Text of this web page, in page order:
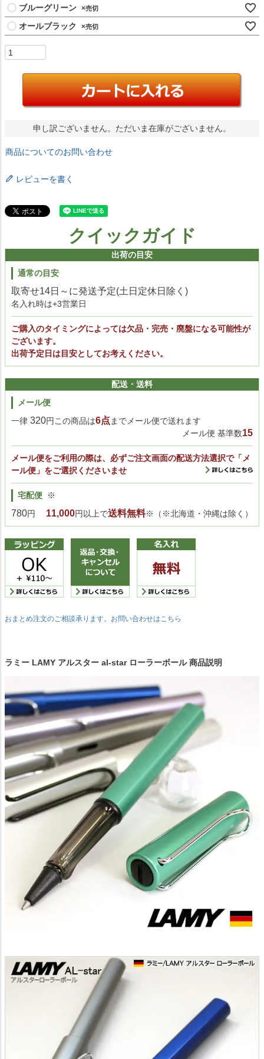
ブルーグリーン ×
オールブラック ×
申し訳ございません。ただいま在庫がございません。
商品についてのお問い合わせ
レビューを書く
クイックガイド
出荷の目安
通常の目安
取寄せ14日～に発送予定(土日定休日除く)
名入れ時は+3営業日
ご購入のタイミングによっては欠品・完売・廃盤になる可能性が
ございます。
出荷予定日は目安としてお考えください。
配送・送料
メール便
一律 320円この商品は6点 までメール便で送れます
メール便 基準数15
メール便をご利用の際は、必ずご注文画面の配送方法選択で「メ
ール便」をご選択くださいませ
宅配便
780円
※
11,000円以上で送料無料※（※北海道・沖縄は除く）
おまとめ注文のご相談承ります。お問い合わせはこちら
ラミー LAMY アルスター al-star ローラーボール 商品説明